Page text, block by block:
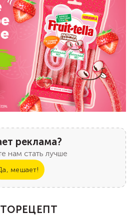
реклама?
нам стать лучше
мешает!